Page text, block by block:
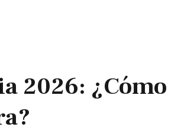
2026: ¿Cómo